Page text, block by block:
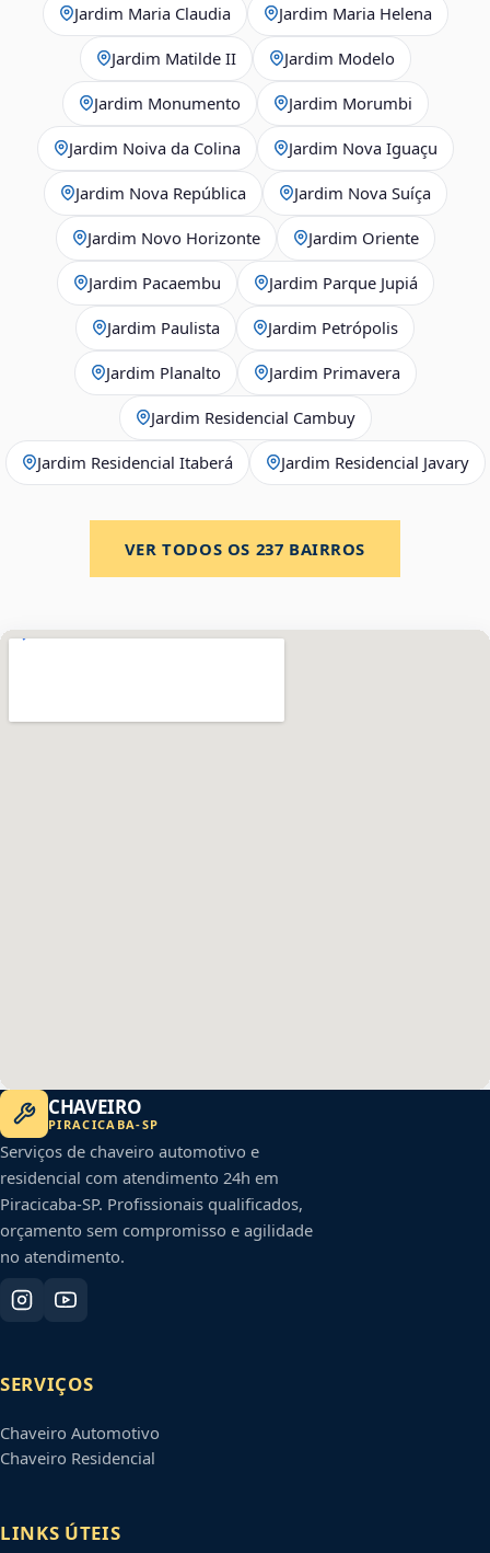
Jardim Maria Claudia Jardim Maria Helena
Jardim Matilde II Jardim Modelo
Jardim Monumento Jardim Morumbi
Jardim Noiva da Colina Jardim Nova Iguaçu
Jardim Nova República Jardim Nova Suíça
Jardim Novo Horizonte Jardim Oriente
Jardim Pacaembu Jardim Parque Jupiá
Jardim Paulista Jardim Petrópolis
Jardim Planalto Jardim Primavera
Jardim Residencial Cambuy
Jardim Residencial Itaberá Jardim Residencial Javary
VER TODOS OS 237 BAIRROS
CHAVEIRO
PIRACICABA-SP
Serviços de chaveiro automotivo e
residencial com atendimento 24h em
Piracicaba-SP. Profissionais qualificados,
orçamento sem compromisso e agilidade
no atendimento.
SERVIÇOS
Chaveiro Automotivo
Chaveiro Residencial
LINKS ÚTEIS